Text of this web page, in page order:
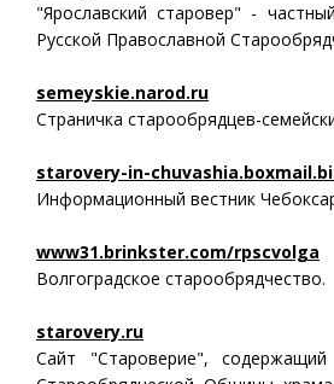
"Ярославский старовер" -
Русской Православной
semeyskie.narod.ru
Страничка старообрядцев-
starovery-in-
Информационный вестник
www31.brinkster.com/rpscvolga
Волгоградское старообрядчество.
starovery.ru
Сайт "Староверие",